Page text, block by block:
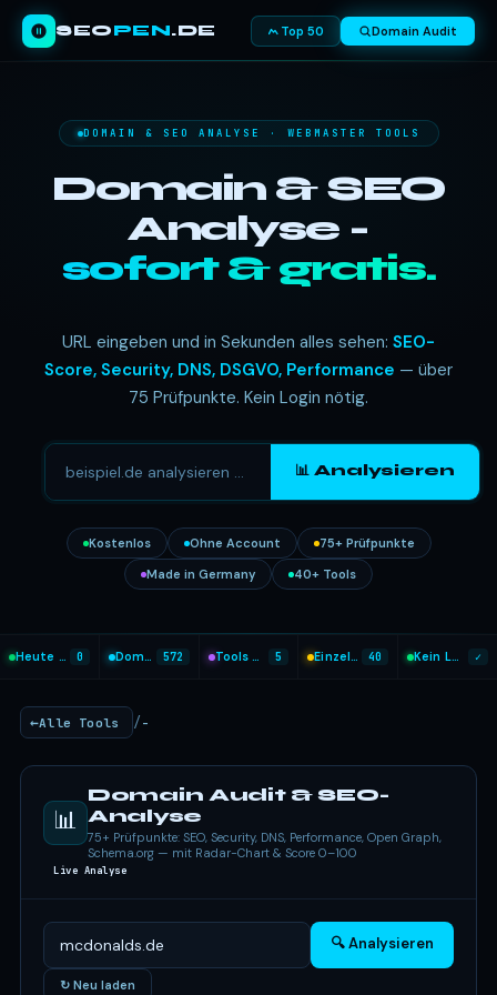
SEOPEN.DE Top 50 Domain Audit
DOMAIN & SEO ANALYSE · WEBMASTER TOOLS
Domain & SEO
Analyse -
sofort & gratis.
URL eingeben und in Sekunden alles sehen: SEO-
Score, Security, DNS, DSGVO, Performance — über
75 Prüfpunkte. Kein Login nötig.
📊 Analysieren
Kostenlos Ohne Account
75+ Prüfpunkte
Made in Germany
40+ Tools
Heute analysiert 0 Domains geprüft 572 Tools heute genutzt 5 Einzel-Tools 40 Kein Login nötig ✓
Alle Tools / -
📊
Domain Audit & SEO-
Analyse
75+ Prüfpunkte: SEO, Security, DNS, Performance, Open Graph,
Schema.org — mit Radar-Chart & Score 0–100
Live Analyse
🔍 Analysieren
↻ Neu laden